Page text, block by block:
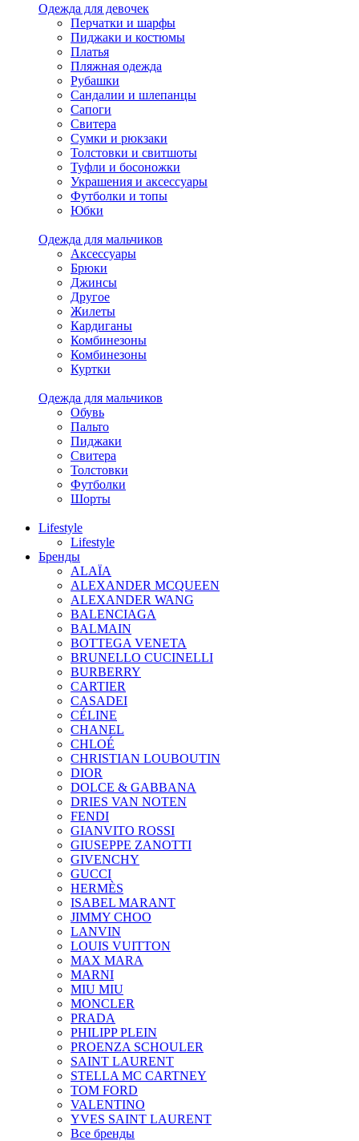
Одежда для девочек
Перчатки и шарфы
Пиджаки и костюмы
Платья
Пляжная одежда
Рубашки
Сандалии и шлепанцы
Сапоги
Свитера
Сумки и рюкзаки
Толстовки и свитшоты
Туфли и босоножки
Украшения и аксессуары
Футболки и топы
Юбки
Одежда для мальчиков
Аксессуары
Брюки
Джинсы
Другое
Жилеты
Кардиганы
Комбинезоны
Комбинезоны
Куртки
Одежда для мальчиков
Обувь
Пальто
Пиджаки
Свитера
Толстовки
Футболки
Шорты
Lifestyle
Lifestyle
Бренды
ALAÏA
ALEXANDER MCQUEEN
ALEXANDER WANG
BALENCIAGA
BALMAIN
BOTTEGA VENETA
BRUNELLO CUCINELLI
BURBERRY
CARTIER
CASADEI
CÉLINE
CHANEL
CHLOÉ
CHRISTIAN LOUBOUTIN
DIOR
DOLCE & GABBANA
DRIES VAN NOTEN
FENDI
GIANVITO ROSSI
GIUSEPPE ZANOTTI
GIVENCHY
GUCCI
HERMÈS
ISABEL MARANT
JIMMY CHOO
LANVIN
LOUIS VUITTON
MAX MARA
MARNI
MIU MIU
MONCLER
PRADA
PHILIPP PLEIN
PROENZA SCHOULER
SAINT LAURENT
STELLA MC CARTNEY
TOM FORD
VALENTINO
YVES SAINT LAURENT
Все бренды